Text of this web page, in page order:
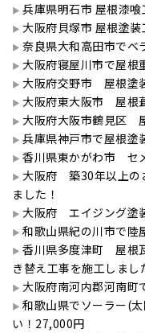
兵庫県明石市 屋根漆喰
大阪府貝塚市 屋根塗装
奈良県大和高田市でベ
大阪府寝屋川市で屋根
大阪府交野市 屋根塗
大阪府東大阪市 屋根
大阪府大阪市鶴見区
兵庫県神戸市で屋根塗
香川県東かがわ市 セ
大阪府 築30年以上の
ました！
大阪府 エイジング塗
和歌山県紀の川市で陸
香川県多度津町 屋根
き替え工事を施工しまし
大阪府南河内郡河南町
和歌山県でソーラー(
い！27,000円